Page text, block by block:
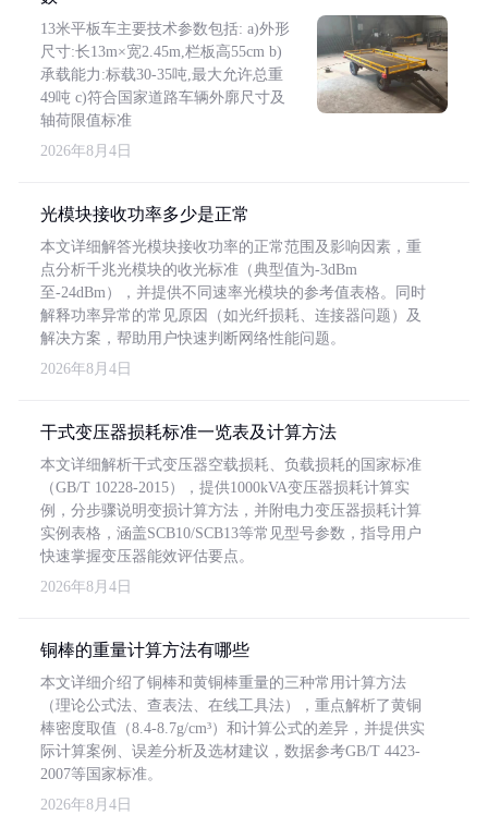
13米平板车主要技术参数包括: a)外形
尺寸:长13m×宽2.45m,栏板高55cm b)
承载能力:标载30-35吨,最大允许总重
49吨 c)符合国家道路车辆外廓尺寸及
轴荷限值标准
2026年8月4日
光模块接收功率多少是正常
本文详细解答光模块接收功率的正常范围及影响因素，重
点分析千兆光模块的收光标准（典型值为-3dBm
至-24dBm），并提供不同速率光模块的参考值表格。同时
解释功率异常的常见原因（如光纤损耗、连接器问题）及
解决方案，帮助用户快速判断网络性能问题。
2026年8月4日
干式变压器损耗标准一览表及计算方法
本文详细解析干式变压器空载损耗、负载损耗的国家标准
（GB/T 10228-2015），提供1000kVA变压器损耗计算实
例，分步骤说明变损计算方法，并附电力变压器损耗计算
实例表格，涵盖SCB10/SCB13等常见型号参数，指导用户
快速掌握变压器能效评估要点。
2026年8月4日
铜棒的重量计算方法有哪些
本文详细介绍了铜棒和黄铜棒重量的三种常用计算方法
（理论公式法、查表法、在线工具法），重点解析了黄铜
棒密度取值（8.4-8.7g/cm³）和计算公式的差异，并提供实
际计算案例、误差分析及选材建议，数据参考GB/T 4423-
2007等国家标准。
2026年8月4日